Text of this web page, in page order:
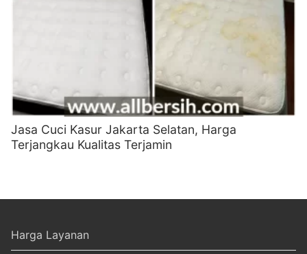
Jasa Cuci Kasur Jakarta Selatan, Harga
Terjangkau Kualitas Terjamin
Harga Layanan